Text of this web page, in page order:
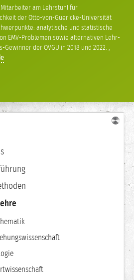
Mitarbeiter am Lehrstuhl für
der Otto-von-Guericke-Universität
analytische und statistische
EMV-Problemen sowie alternativen Lehr-
der OVGU in 2018 und 2022. ,